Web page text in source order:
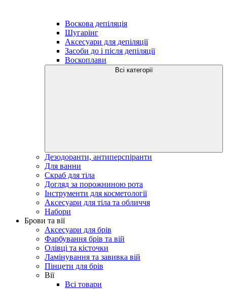
Воскова депіляція
Шугарінг
Аксесуари для депіляції
Засоби до і після депіляції
Воскоплави
Всі категорії
Дезодоранти, антиперспіранти
Для ванни
Скраб для тіла
Догляд за порожниною рота
Інструменти для косметології
Аксесуари для тіла та обличчя
Набори
Брови та вії
Аксесуари для брів
Фарбування брів та вій
Олівці та кісточки
Ламінування та завивка вій
Пінцети для брів
Вії
Всі товари